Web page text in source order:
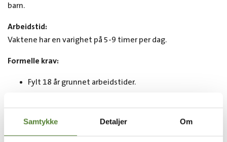
Samtykke Detaljer Om
barn.
Arbeidstid:
Vaktene har en varighet på 5-9 timer per dag.
Formelle krav:
Fylt 18 år grunnet arbeidstider.
Humørfylt
Nøyaktig og punktlig